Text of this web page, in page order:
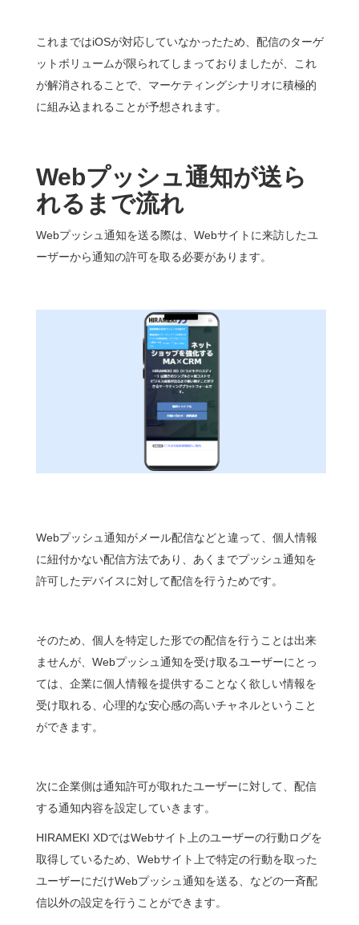
これまではiOSが対応していなかったため、配信のターゲ
ットボリュームが限られてしまっておりましたが、これ
が解消されることで、マーケティングシナリオに積極的
に組み込まれることが予想されます。
Webプッシュ通知が送ら
れるまで流れ
Webプッシュ通知を送る際は、Webサイトに来訪したユ
ーザーから通知の許可を取る必要があります。
Webプッシュ通知がメール配信などと違って、個人情報
に紐付かない配信方法であり、あくまでプッシュ通知を
許可したデバイスに対して配信を行うためです。
そのため、個人を特定した形での配信を行うことは出来
ませんが、Webプッシュ通知を受け取るユーザーにとっ
ては、企業に個人情報を提供することなく欲しい情報を
受け取れる、心理的な安心感の高いチャネルということ
ができます。
次に企業側は通知許可が取れたユーザーに対して、配信
する通知内容を設定していきます。
HIRAMEKI XDではWebサイト上のユーザーの行動ログを
取得しているため、Webサイト上で特定の行動を取った
ユーザーにだけWebプッシュ通知を送る、などの一斉配
信以外の設定を行うことができます。